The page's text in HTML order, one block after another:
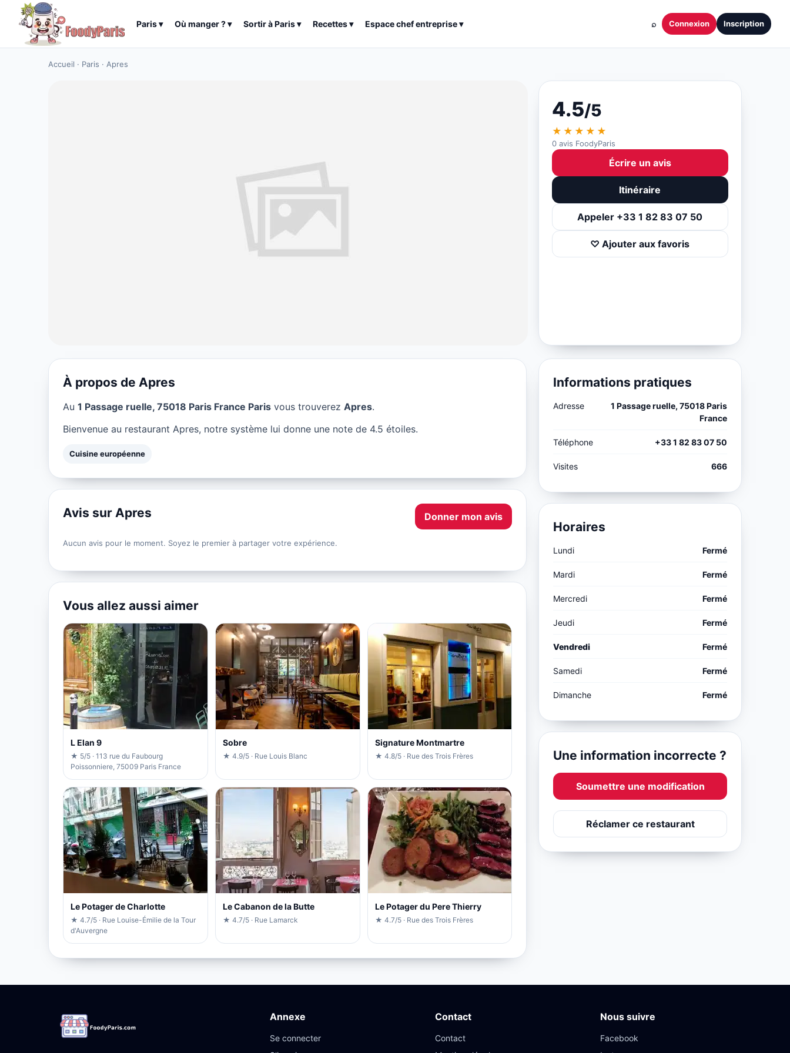
Paris▾ Où manger ?▾ Sortir àParis▾ Recettes▾ Espace chef entreprise▾ ⌕ Connexion Inscription
Accueil · Paris · Apres
Apres à Paris
4.5/5
★★★★★
0 avis FoodyParis
Écrire un avis
Itinéraire
Appeler +33 1 82 83 07 50
♡ Ajouter aux favoris
À propos de Apres
Au 1 Passage ruelle, 75018 Paris France Paris vous trouverez Apres.
Bienvenue au restaurant Apres, notre système lui donne une note de 4.5 étoiles.
Cuisine européenne
Avis sur Apres Donner mon avis
Aucun avis pour le moment. Soyez le premier à partager votre expérience.
Vous allez aussi aimer
L Elan 9
★ 5/5 · 113 rue du Faubourg
Poissonniere, 75009 Paris France
Sobre
★ 4.9/5 · Rue Louis Blanc
Signature Montmartre
★ 4.8/5 · Rue des Trois Frères
Le Potager de Charlotte
★ 4.7/5 · Rue Louise-Émilie de la Tour
d'Auvergne
Le Cabanon de la Butte
★ 4.7/5 · Rue Lamarck
Le Potager du Pere Thierry
★ 4.7/5 · Rue des Trois Frères
Informations pratiques
Adresse
1 Passage ruelle, 75018 Paris
France
Téléphone +33 1 82 83 07 50
Visites 666
Horaires
Lundi Fermé
Mardi Fermé
Mercredi Fermé
Jeudi Fermé
Vendredi Fermé
Samedi Fermé
Dimanche Fermé
Une information incorrecte ?
Soumettre une modification
Réclamer ce restaurant
Annexe
Se connecter
Contact
Contact
Nous suivre
Facebook